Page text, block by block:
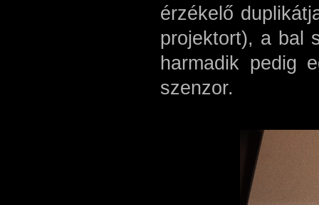
érzékelő
projektort), a bal
harmadik pedig
szenzor.